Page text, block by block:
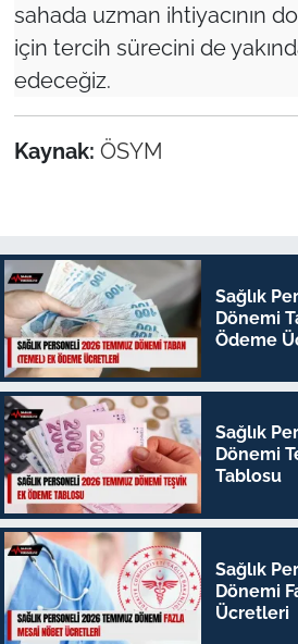
sahada uzman ihtiyacının
için tercih sürecini de
edeceğiz.
Kaynak: ÖSYM
Sağlık
Dönemi
Ödeme
Sağlık
Dönemi
Tablosu
Sağlık
Dönemi
Ücretleri